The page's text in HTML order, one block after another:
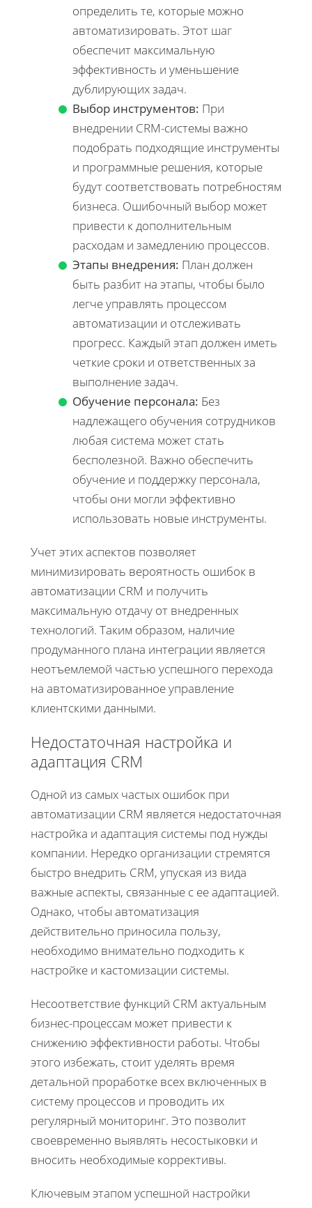
определить те, которые можно
автоматизировать. Этот шаг
обеспечит максимальную
эффективность и уменьшение
дублирующих задач.
Выбор инструментов: При
внедрении CRM-системы важно
подобрать подходящие инструменты
и программные решения, которые
будут соответствовать потребностям
бизнеса. Ошибочный выбор может
привести к дополнительным
расходам и замедлению процессов.
Этапы внедрения: План должен
быть разбит на этапы, чтобы было
легче управлять процессом
автоматизации и отслеживать
прогресс. Каждый этап должен иметь
четкие сроки и ответственных за
выполнение задач.
Обучение персонала: Без
надлежащего обучения сотрудников
любая система может стать
бесполезной. Важно обеспечить
обучение и поддержку персонала,
чтобы они могли эффективно
использовать новые инструменты.
Учет этих аспектов позволяет
минимизировать вероятность ошибок в
автоматизации CRM и получить
максимальную отдачу от внедренных
технологий. Таким образом, наличие
продуманного плана интеграции является
неотъемлемой частью успешного перехода
на автоматизированное управление
клиентскими данными.
Недостаточная настройка и
адаптация CRM
Одной из самых частых ошибок при
автоматизации CRM является недостаточная
настройка и адаптация системы под нужды
компании. Нередко организации стремятся
быстро внедрить CRM, упуская из вида
важные аспекты, связанные с ее адаптацией.
Однако, чтобы автоматизация
действительно приносила пользу,
необходимо внимательно подходить к
настройке и кастомизации системы.
Несоответствие функций CRM актуальным
бизнес-процессам может привести к
снижению эффективности работы. Чтобы
этого избежать, стоит уделять время
детальной проработке всех включенных в
систему процессов и проводить их
регулярный мониторинг. Это позволит
своевременно выявлять несостыковки и
вносить необходимые коррективы.
Ключевым этапом успешной настройки